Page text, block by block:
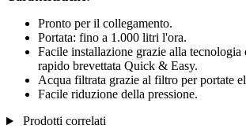
Pronto per il collegamento.
Portata: fino a 1.000 litri l'ora.
Facile installazione grazie alla tecnologia
rapido brevettata Quick & Easy.
Acqua filtrata grazie al filtro per portate
Facile riduzione della pressione.
Prodotti correlati